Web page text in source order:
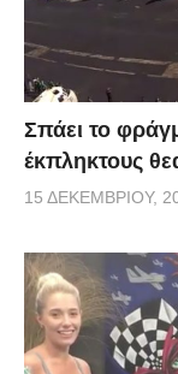
Σπάει το
έκπληκτους
15 ΔΕΚΕΜΒΡΊΟΥ,